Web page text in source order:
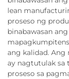
lean
proseso ng
binabawasan
ang kalidad.
ay nagtutulak sa
proseso sa